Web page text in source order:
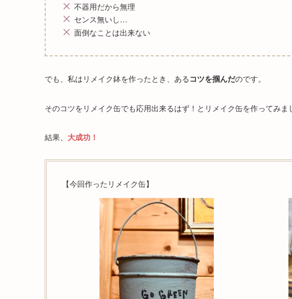
不器用だから無理
センス無いし…
面倒なことは出来ない
でも、私はリメイク鉢を作ったとき、あるコツを掴んだのです。
そのコツをリメイク缶でも応用出来るはず！とリメイク缶を作ってみま
結果、 大成功！
【今回作ったリメイク缶】